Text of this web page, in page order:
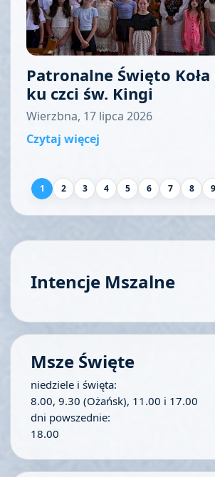
Patronalne Święto
ku czci św. Kingi
Wierzbna, 17 lipca 2026
Czytaj więcej
1 2 3 4 5 6 7 8 9
Intencje Mszalne
Msze Święte
niedziele i święta:
8.00, 9.30 (Ożańsk), 11.00 i 17.00
dni powszednie:
18.00